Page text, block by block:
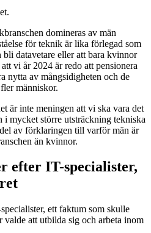
domineras av män
för teknik är lika förlegad som
datavetare eller att bara kvinnor
vi år 2024 är redo att pensionera
nytta av mångsidigheten och de
människor.
är inte meningen att vi ska vara det
i mycket större utsträckning tekniska
av förklaringen till varför män är
än kvinnor.
efter IT-specialister,
ett faktum som skulle
att utbilda sig och arbeta inom